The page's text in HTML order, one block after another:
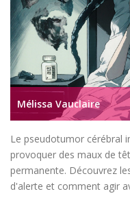
Mélissa Vauclaire
Le pseudotumor cérébral
provoquer des maux de
permanente. Découvrez
d'alerte et comment agir